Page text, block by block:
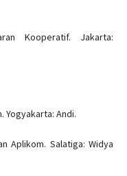
Kooperatif. Jakarta:
Yogyakarta: Andi.
Aplikom. Salatiga: Widya